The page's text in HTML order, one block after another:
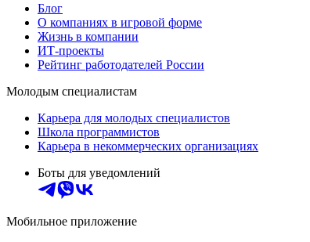
Блог
О компаниях в игровой форме
Жизнь в компании
ИТ-проекты
Рейтинг работодателей России
Молодым специалистам
Карьера для молодых специалистов
Школа программистов
Карьера в некоммерческих организациях
Боты для уведомлений
Мобильное приложение